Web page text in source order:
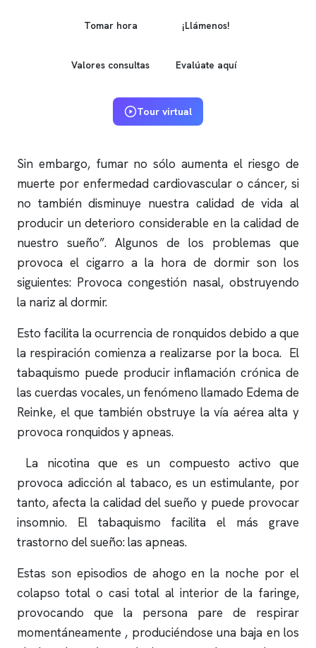
Tomar hora ¡Llámenos!
Valores consultas Evalúate aquí
Tour virtual
Sin embargo, fumar no sólo aumenta el riesgo de
muerte por enfermedad cardiovascular o cáncer, si
no también disminuye nuestra calidad de vida al
producir un deterioro considerable en la calidad de
nuestro sueño”. Algunos de los problemas que
provoca el cigarro a la hora de dormir son los
siguientes: Provoca congestión nasal, obstruyendo
la nariz al dormir.
Esto facilita la ocurrencia de ronquidos debido a que
la respiración comienza a realizarse por la boca. El
tabaquismo puede producir inflamación crónica de
las cuerdas vocales, un fenómeno llamado Edema de
Reinke, el que también obstruye la vía aérea alta y
provoca ronquidos yapneas.
La nicotina que es un compuesto activo que
provoca adicción al tabaco, es un estimulante, por
tanto, afecta la calidad del sueño y puede provocar
insomnio. El tabaquismo facilita el más grave
trastorno del sueño: las apneas.
Estas son episodios de ahogo en la noche por el
colapso total o casi total al interior de la faringe,
provocando que la persona pare de respirar
momentáneamente , produciéndose una baja en los